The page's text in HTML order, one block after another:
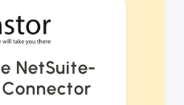
NetSuite-